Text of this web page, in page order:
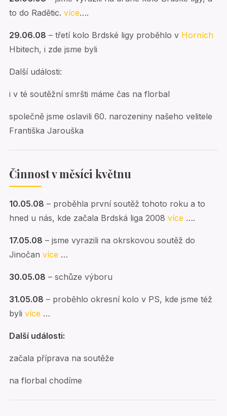
to do Radětic. více….
29.06.08 – třetí kolo Brdské ligy proběhlo v Horních
Hbitech, i zde jsme byli
Další události:
i v té soutěžní smršti máme čas na florbal
společně jsme oslavili 60. narozeniny našeho velitele
Františka Jarouška
Činnost v měsíci květnu
10.05.08 – proběhla první soutěž tohoto roku a to
hned u nás, kde začala Brdská liga 2008 více ….
17.05.08 – jsme vyrazili na okrskovou soutěž do
Jinočan více …
30.05.08 – schůze výboru
31.05.08 – proběhlo okresní kolo v PS, kde jsme též
byli více …
Další události:
začala příprava na soutěže
na florbal chodíme